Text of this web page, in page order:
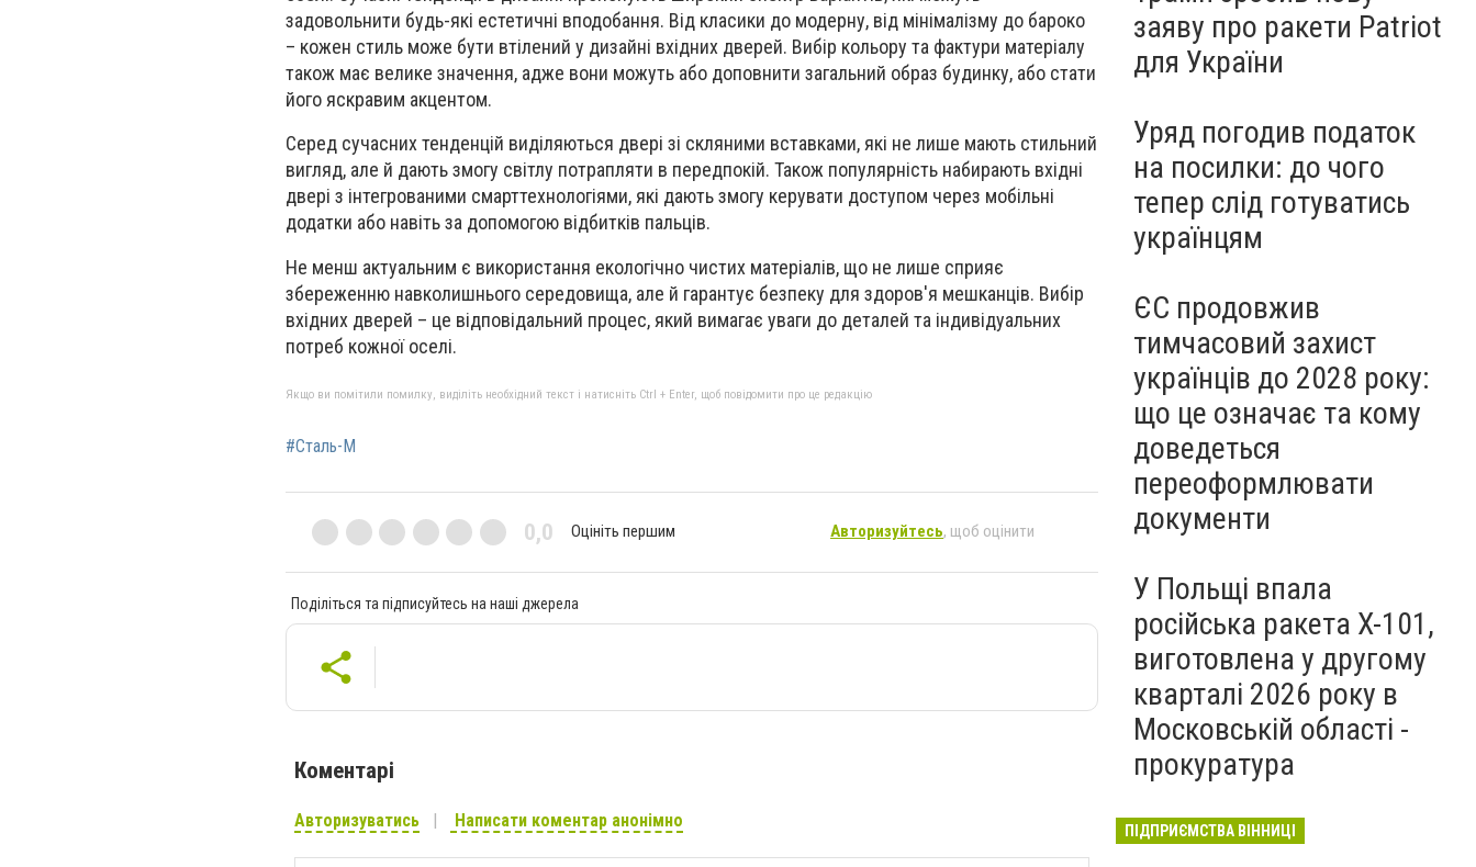
задовольнити будь-які естетичні вподобання. Від класики до модерну, від мінімалізму до бароко
– кожен стиль може бути втілений у дизайні вхідних дверей. Вибір кольору та фактури матеріалу
також має велике значення, адже вони можуть або доповнити загальний образ будинку, або стати
його яскравим акцентом.
Серед сучасних тенденцій виділяються двері зі скляними вставками, які не лише мають стильний
вигляд, але й дають змогу світлу потрапляти в передпокій. Також популярність набирають вхідні
двері з інтегрованими смарттехнологіями, які дають змогу керувати доступом через мобільні
додатки або навіть за допомогою відбитків пальців.
Не менш актуальним є використання екологічно чистих матеріалів, що не лише сприяє
збереженню навколишнього середовища, але й гарантує безпеку для здоров'я мешканців. Вибір
вхідних дверей – це відповідальний процес, який вимагає уваги до деталей та індивідуальних
потреб кожної оселі.
Якщо ви помітили помилку, виділіть необхідний текст і натисніть Ctrl + Enter, щоб повідомити про це редакцію
#Сталь-М
0,0 Оцініть першим Авторизуйтесь, щоб оцінити
Поділіться та підписуйтесь на наші джерела
Коментарі
Авторизуватись Написати коментар анонімно
заяву про ракети Patriot
для України
Уряд погодив податок
на посилки: до чого
тепер слід готуватись
українцям
ЄС продовжив
тимчасовий захист
українців до 2028 року:
що це означає та кому
доведеться
переоформлювати
документи
У Польщі впала
російська ракета X-101,
виготовлена у другому
кварталі 2026 року в
Московській області -
прокуратура
ПІДПРИЄМСТВА ВІННИЦІ